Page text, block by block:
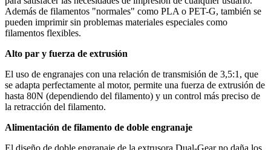
Además de filamentos "normales" como PLA o PET-G, también se
pueden imprimir sin problemas materiales especiales como
filamentos flexibles.
Alto par y fuerza de extrusión
El uso de engranajes con una relación de transmisión de 3,5:1, que
se adapta perfectamente al motor, permite una fuerza de extrusión de
hasta 80N (dependiendo del filamento) y un control más preciso de
la retracción del filamento.
Alimentación de filamento de doble engranaje
El diseño de doble engranaje de la extrusora Dual-Gear no daña los